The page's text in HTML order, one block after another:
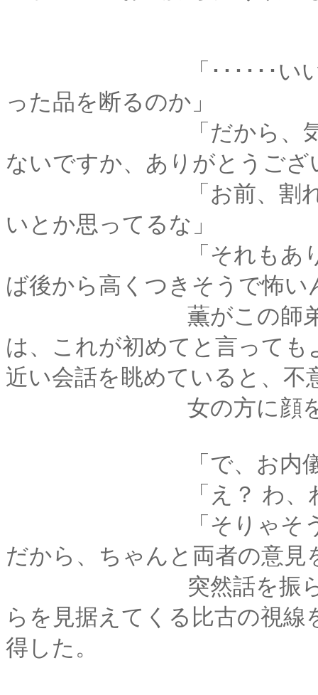
「･･････いい度胸じ
った品を断るのか」
「だから、気持ちは
ないですか、ありがとうござ
「お前、割れ物だか
いとか思ってるな」
「それもありますが
ば後から高くつきそうで怖い
薫がこの師弟のやり
は、これが初めてと言って
近い会話を眺めていると、不
女の方に顔を向
「で、お内儀はど
「え？ わ、わた
「そりゃそうだろう
だから、ちゃんと両者の意見
突然話を振られて薫
らを見据えてくる比古の視
得した。